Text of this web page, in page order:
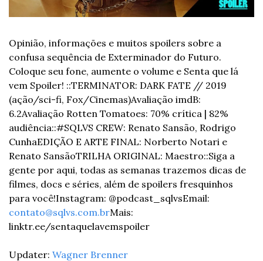
Opinião, informações e muitos spoilers sobre a
confusa sequência de Exterminador do Futuro.
Coloque seu fone, aumente o volume e Senta que lá
vem Spoiler! ::TERMINATOR: DARK FATE // 2019
(ação/sci-fi, Fox/Cinemas)Avaliação imdB:
6.2Avaliação Rotten Tomatoes: 70% crítica | 82%
audiência::#SQLVS CREW: Renato Sansão, Rodrigo
CunhaEDIÇÃO E ARTE FINAL: Norberto Notari e
Renato SansãoTRILHA ORIGINAL: Maestro::Siga a
gente por aqui, todas as semanas trazemos dicas de
filmes, docs e séries, além de spoilers fresquinhos
para você!Instagram: @podcast_sqlvs
contato@sqlvs.com.brMais:
linktr.ee/sentaquelavemspoiler
Updater: Wagner Brenner